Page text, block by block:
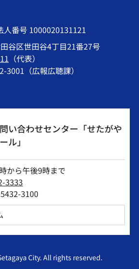
人番号 1000020131121
谷区世田谷4丁目21番27号
（代表）
3001（広報広聴課）
い合わせセンター「せたがや
ル」
から午後9時まで
3333
3100
City. All rights reserved.